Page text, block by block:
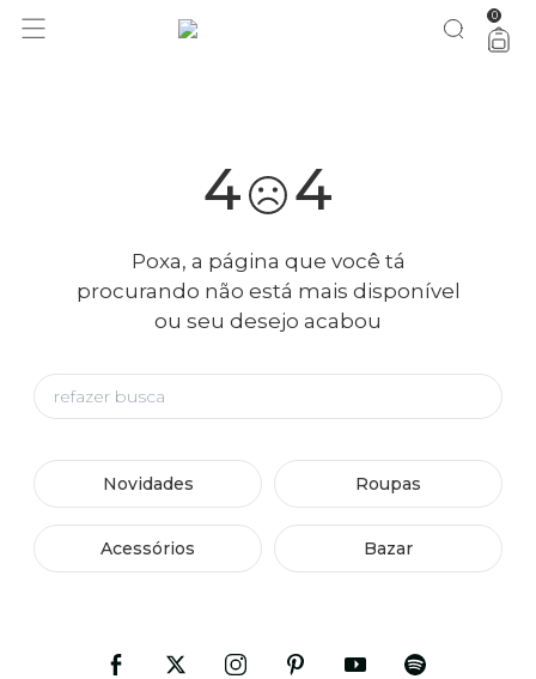
você merece 30% OFF pra comemorar com a gente aproveita! 0
4 4
Poxa, a página que você tá
procurando não está mais disponível
ou seu desejo acabou
Novidades Roupas
Acessórios Bazar